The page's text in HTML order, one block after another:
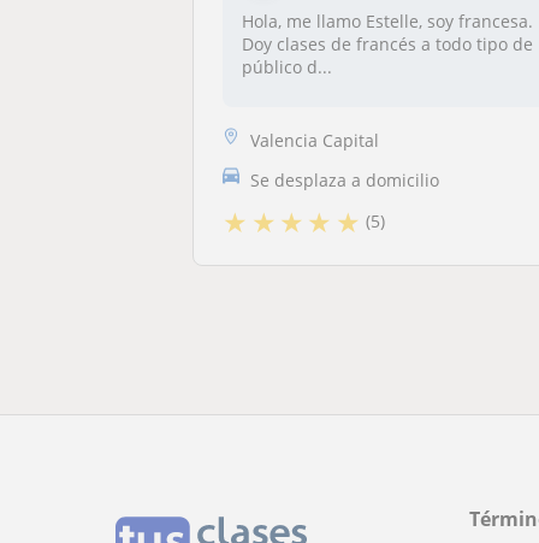
Hola, me llamo Estelle, soy francesa.
Doy clases de francés a todo tipo de
público d...
Valencia Capital
Se desplaza a domicilio
★ ★★★ ★ (5)